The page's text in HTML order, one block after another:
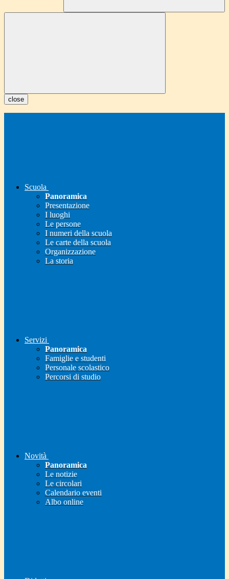
close
Scuola
Panoramica
Presentazione
I luoghi
Le persone
I numeri della scuola
Le carte della scuola
Organizzazione
La storia
Servizi
Panoramica
Famiglie e studenti
Personale scolastico
Percorsi di studio
Novità
Panoramica
Le notizie
Le circolari
Calendario eventi
Albo online